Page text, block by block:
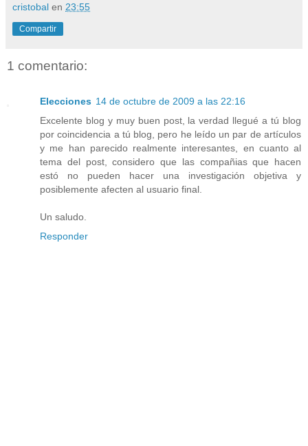
cristobal en 23:55
Compartir
1 comentario:
Elecciones 14 de octubre de 2009 a las 22:16
Excelente blog y muy buen post, la verdad llegué a tú blog
por coincidencia a tú blog, pero he leído un par de artículos
y me han parecido realmente interesantes, en cuanto al
tema del post, considero que las compañias que hacen
estó no pueden hacer una investigación objetiva y
posiblemente afecten al usuario final.
Un saludo.
Responder